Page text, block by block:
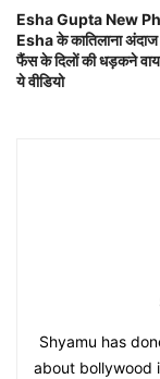
Esha Gupta New
Esha के कातिलाना अंदाज
फैंस के दिलों की धड़कने
ये वीडियो
Shyamu has
about bollywood